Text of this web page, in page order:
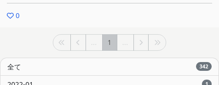
0
... 1 ...
全て 342